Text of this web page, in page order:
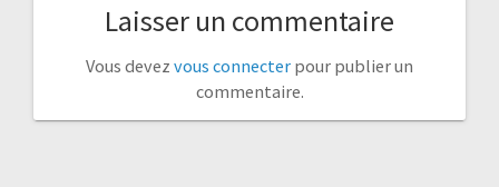
Laisser un commentaire
Vous devez vous connecter pour publier un
commentaire.